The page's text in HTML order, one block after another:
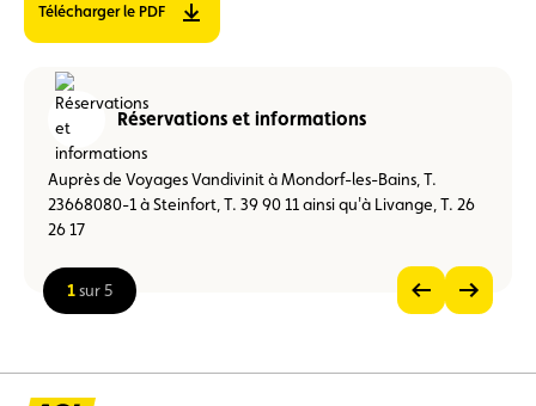
Télécharger le PDF
Réservations et informations
Auprès de Voyages Vandivinit à Mondorf-les-Bains, T.
23668080-1 à Steinfort, T. 39 90 11 ainsi qu'à Livange, T. 26
26 17
l’image
1sur 5
Voir